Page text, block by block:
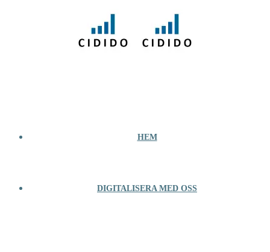
HEM
DIGITALISERA MED OSS